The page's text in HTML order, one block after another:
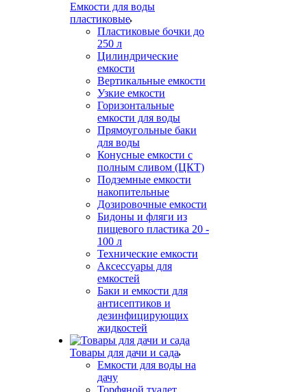
Емкости для воды
пластиковые
Пластиковые бочки до
250 л
Цилиндрические
емкости
Вертикальные емкости
Узкие емкости
Горизонтальные
емкости для воды
Прямоугольные баки
для воды
Конусные емкости с
полным сливом (ЦКТ)
Подземные емкости
накопительные
Дозировочные емкости
Бидоны и фляги из
пищевого пластика 20 -
100 л
Технические емкости
Аксессуары для
емкостей
Баки и емкости для
антисептиков и
дезинфицирующих
жидкостей
Товары для дачи и сада
Емкости для воды на
дачу
Торфяной туалет